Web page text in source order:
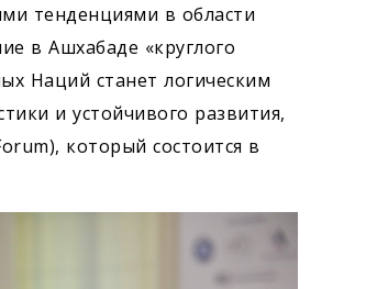
тенденциями в области
в Ашхабаде «круглого
Наций станет логическим
и устойчивого развития,
который состоится в